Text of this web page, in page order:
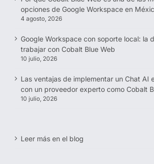
opciones de Google Workspace en
4 agosto, 2026
Google Workspace con soporte local: la
trabajar con Cobalt Blue Web
10 julio, 2026
Las ventajas de implementar un Chat AI
con un proveedor experto como Cobalt
10 julio, 2026
Leer más en el blog